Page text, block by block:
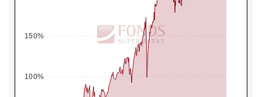
100%
150%